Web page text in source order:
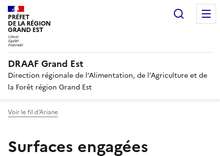
PRÉFET
DE LA RÉGION
GRAND EST
DRAAF Grand Est
Direction régionale de l’Alimentation, de l’Agriculture et de
la Forêt région Grand Est
Voir le fil d'Ariane
Surfaces engagées